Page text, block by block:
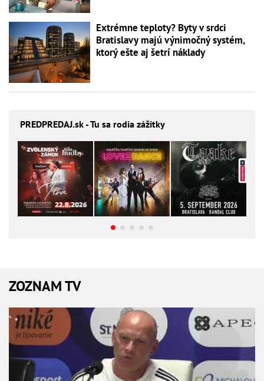
Extrémne teploty? Byty v srdci
Bratislavy majú výnimočný systém,
ktorý ešte aj šetrí náklady
PREDPREDAJ.sk - Tu sa rodia zážitky
ZOZNAM TV